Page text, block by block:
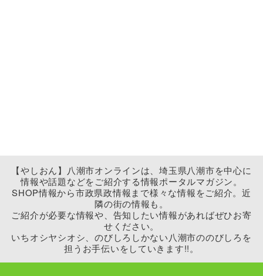
【やしおん】八潮市オンラインは、埼玉県八潮市を中心に
情報や話題などをご紹介する情報ポータルマガジン。
SHOP情報から市政県政情報まで様々な情報をご紹介。近
隣の街の情報も。
ご紹介が必要な情報や、告知したい情報があればぜひお寄
せください。
いちオシヤシオシ、のびしろしかない八潮市ののびしろを
担うお手伝いをしていきます!!。